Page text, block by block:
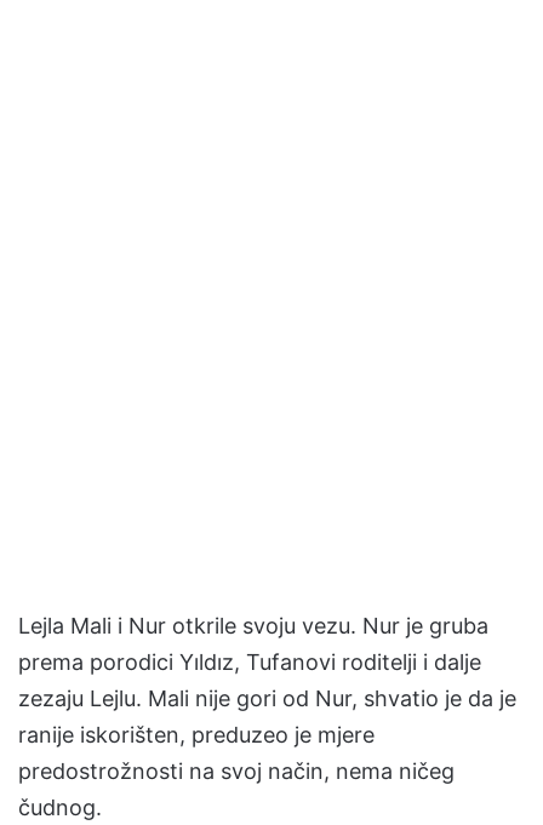
Lejla Mali i Nur otkrile svoju vezu. Nur je gruba
prema porodici Yıldız, Tufanovi roditelji i dalje
zezaju Lejlu. Mali nije gori od Nur, shvatio je da je
ranije iskorišten, preduzeo je mjere
predostrožnosti na svoj način, nema ničeg
čudnog.